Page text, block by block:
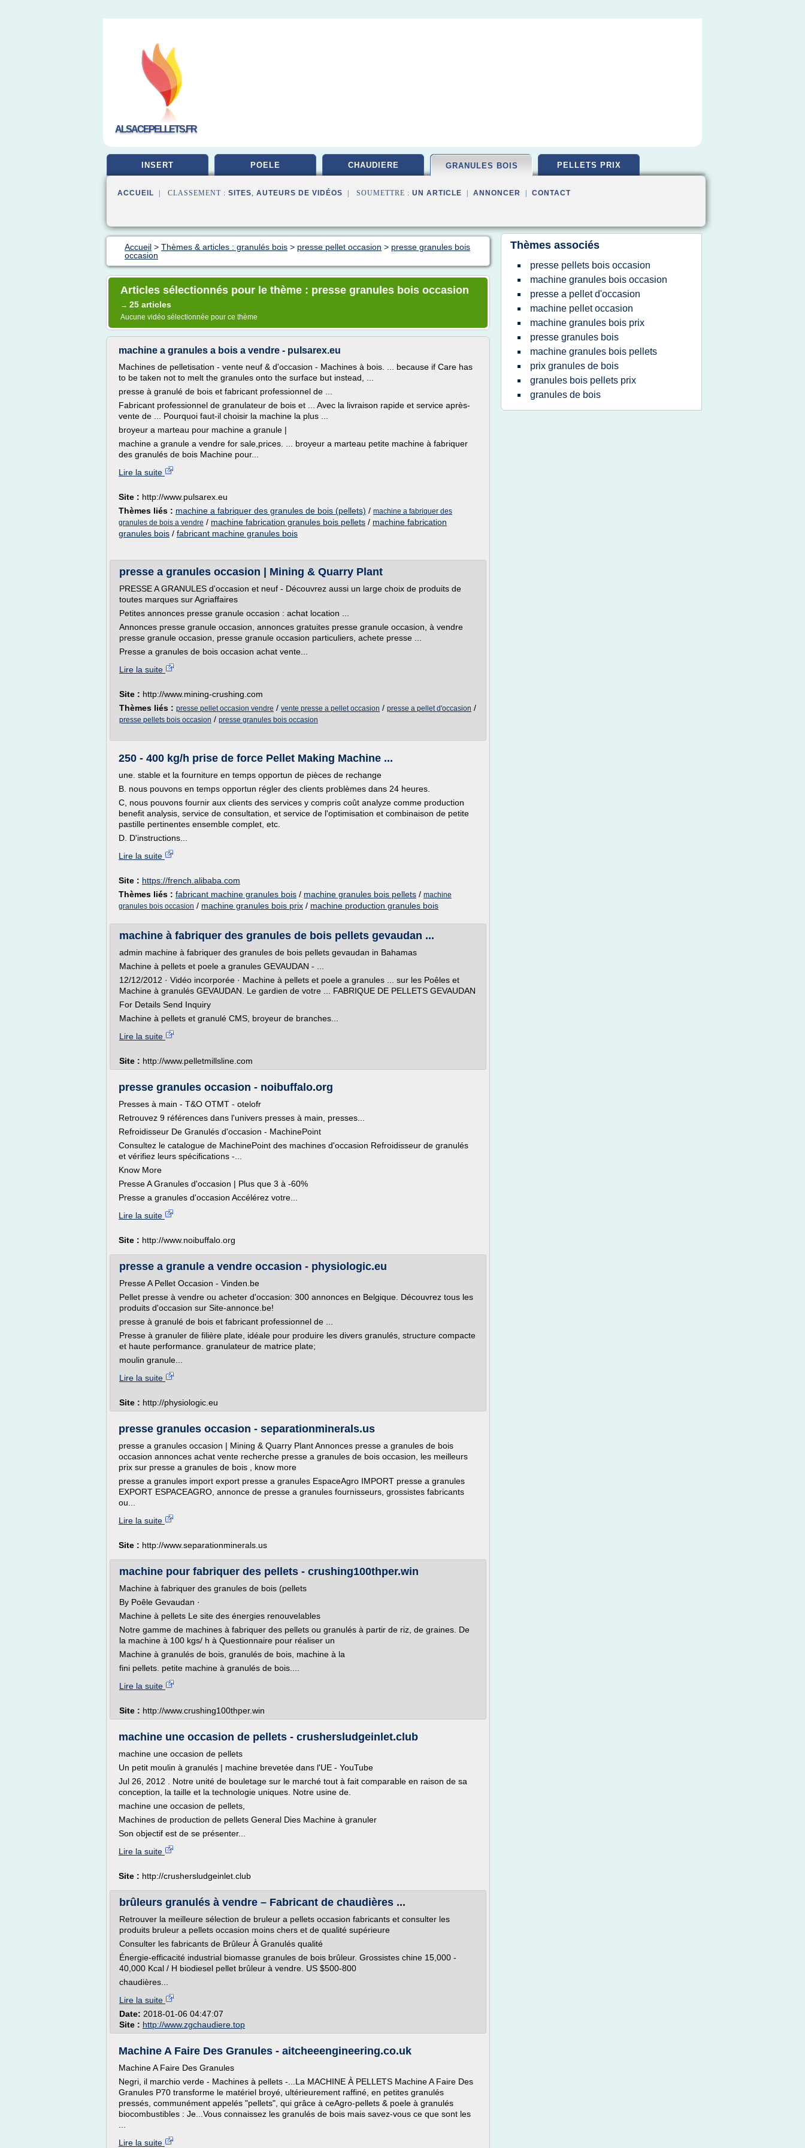
ALSACEPELLETS.FR
INSERT POELE CHAUDIERE GRANULES BOIS PELLETS PRIX
ACCUEIL | CLASSEMENT : SITES, AUTEURS DE VIDÉOS | SOUMETTRE : UN ARTICLE ANNONCER CONTACT
Accueil > Thèmes & articles : granulés bois > presse pellet occasion > presse granules bois
occasion
Articles sélectionnés pour le thème : presse granules bois occasion
→ 25 articles
Aucune vidéo sélectionnée pour ce thème
machine a granules a bois a vendre - pulsarex.eu
Machines de pelletisation - vente neuf & d'occasion - Machines à bois. ... because if Care has
to be taken not to melt the granules onto the surface but instead, ...
presse à granulé de bois et fabricant professionnel de ...
Fabricant professionnel de granulateur de bois et ... Avec la livraison rapide et service après-
vente de ... Pourquoi faut-il choisir la machine la plus ...
broyeur a marteau pour machine a granule |
machine a granule a vendre for sale,prices. ... broyeur a marteau petite machine à fabriquer
des granulés de bois Machine pour...
Lire la suite
Site : http://www.pulsarex.eu
Thèmes liés : machine a fabriquer des granules de bois (pellets) / machine a fabriquer des
granules de bois a vendre / machine fabrication granules bois pellets / machine fabrication
granules bois / fabricant machine granules bois
presse a granules occasion | Mining & Quarry Plant
PRESSE A GRANULES d'occasion et neuf - Découvrez aussi un large choix de produits de
toutes marques sur Agriaffaires
Petites annonces presse granule occasion : achat location ...
Annonces presse granule occasion, annonces gratuites presse granule occasion, à vendre
presse granule occasion, presse granule occasion particuliers, achete presse ...
Presse a granules de bois occasion achat vente...
Lire la suite
Site : http://www.mining-crushing.com
Thèmes liés : presse pellet occasion vendre / vente presse a pellet occasion / presse a pellet d'occasion /
presse pellets bois occasion / presse granules bois occasion
250 - 400 kg/h prise de force Pellet Making Machine ...
une. stable et la fourniture en temps opportun de pièces de rechange
B. nous pouvons en temps opportun régler des clients problèmes dans 24 heures.
C, nous pouvons fournir aux clients des services y compris coût analyze comme production
benefit analysis, service de consultation, et service de l'optimisation et combinaison de petite
pastille pertinentes ensemble complet, etc.
D. D'instructions...
Lire la suite
Site : https://french.alibaba.com
Thèmes liés : fabricant machine granules bois / machine granules bois pellets / machine
granules bois occasion / machine granules bois prix / machine production granules bois
machine à fabriquer des granules de bois pellets gevaudan ...
admin machine à fabriquer des granules de bois pellets gevaudan in Bahamas
Machine à pellets et poele a granules GEVAUDAN - ...
12/12/2012 · Vidéo incorporée · Machine à pellets et poele a granules ... sur les Poêles et
Machine à granulés GEVAUDAN. Le gardien de votre ... FABRIQUE DE PELLETS GEVAUDAN
For Details Send Inquiry
Machine à pellets et granulé CMS, broyeur de branches...
Lire la suite
Site : http://www.pelletmillsline.com
presse granules occasion - noibuffalo.org
Presses à main - T&O OTMT - otelofr
Retrouvez 9 références dans l'univers presses à main, presses...
Refroidisseur De Granulés d'occasion - MachinePoint
Consultez le catalogue de MachinePoint des machines d'occasion Refroidisseur de granulés
et vérifiez leurs spécifications -...
Know More
Presse A Granules d'occasion | Plus que 3 à -60%
Presse a granules d'occasion Accélérez votre...
Lire la suite
Site : http://www.noibuffalo.org
presse a granule a vendre occasion - physiologic.eu
Presse A Pellet Occasion - Vinden.be
Pellet presse à vendre ou acheter d'occasion: 300 annonces en Belgique. Découvrez tous les
produits d'occasion sur Site-annonce.be!
presse à granulé de bois et fabricant professionnel de ...
Presse à granuler de filière plate, idéale pour produire les divers granulés, structure compacte
et haute performance. granulateur de matrice plate;
moulin granule...
Lire la suite
Site : http://physiologic.eu
presse granules occasion - separationminerals.us
presse a granules occasion | Mining & Quarry Plant Annonces presse a granules de bois
occasion annonces achat vente recherche presse a granules de bois occasion, les meilleurs
prix sur presse a granules de bois , know more
presse a granules import export presse a granules EspaceAgro IMPORT presse a granules
EXPORT ESPACEAGRO, annonce de presse a granules fournisseurs, grossistes fabricants
ou...
Lire la suite
Site : http://www.separationminerals.us
machine pour fabriquer des pellets - crushing100thper.win
Machine à fabriquer des granules de bois (pellets
By Poêle Gevaudan ·
Machine à pellets Le site des énergies renouvelables
Notre gamme de machines à fabriquer des pellets ou granulés à partir de riz, de graines. De
la machine à 100 kgs/ h à Questionnaire pour réaliser un
Machine à granulés de bois, granulés de bois, machine à la
fini pellets. petite machine à granulés de bois....
Lire la suite
Site : http://www.crushing100thper.win
machine une occasion de pellets - crushersludgeinlet.club
machine une occasion de pellets
Un petit moulin à granulés | machine brevetée dans l'UE - YouTube
Jul 26, 2012 . Notre unité de bouletage sur le marché tout à fait comparable en raison de sa
conception, la taille et la technologie uniques. Notre usine de.
machine une occasion de pellets,
Machines de production de pellets General Dies Machine à granuler
Son objectif est de se présenter...
Lire la suite
Site : http://crushersludgeinlet.club
brûleurs granulés à vendre – Fabricant de chaudières ...
Retrouver la meilleure sélection de bruleur a pellets occasion fabricants et consulter les
produits bruleur a pellets occasion moins chers et de qualité supérieure
Consulter les fabricants de Brûleur À Granulés qualité
Énergie-efficacité industrial biomasse granules de bois brûleur. Grossistes chine 15,000 -
40,000 Kcal / H biodiesel pellet brûleur à vendre. US $500-800
chaudières...
Lire la suite
Date: 2018-01-06 04:47:07
Site : http://www.zgchaudiere.top
Machine A Faire Des Granules - aitcheeengineering.co.uk
Machine A Faire Des Granules
Negri, il marchio verde - Machines à pellets -...La MACHINE À PELLETS Machine A Faire Des
Granules P70 transforme le matériel broyé, ultérieurement raffiné, en petites granulés
pressés, communément appelés "pellets", qui grâce à ceAgro-pellets & poele à granulés
biocombustibles : Je...Vous connaissez les granulés de bois mais savez-vous ce que sont les
Lire la suite
Thèmes associés
presse pellets bois occasion
machine granules bois occasion
presse a pellet d'occasion
machine pellet occasion
machine granules bois prix
presse granules bois
machine granules bois pellets
prix granules de bois
granules bois pellets prix
granules de bois